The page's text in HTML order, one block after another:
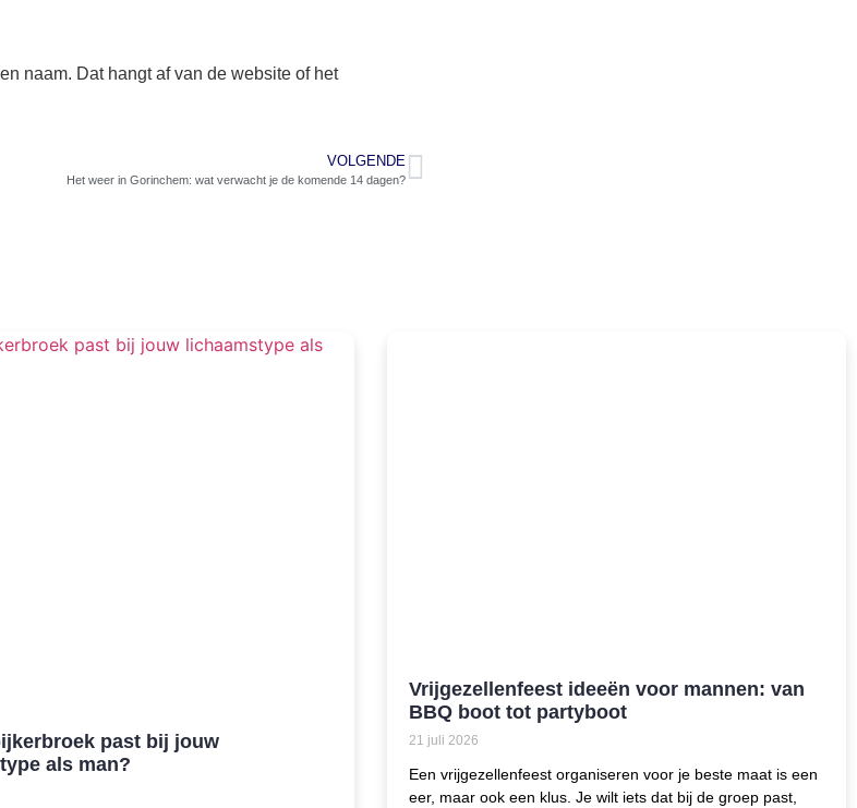
naam. Dat hangt af van de website of het
VOLGENDE
Het weer in Gorinchem: wat verwacht je de komende 14 dagen?
past bij jouw
als man?
Vrijgezellenfeest ideeën voor mannen: van
BBQ boot tot partyboot
21 juli 2026
Een vrijgezellenfeest organiseren voor je beste maat is een
eer, maar ook een klus. Je wilt iets dat bij de groep past,